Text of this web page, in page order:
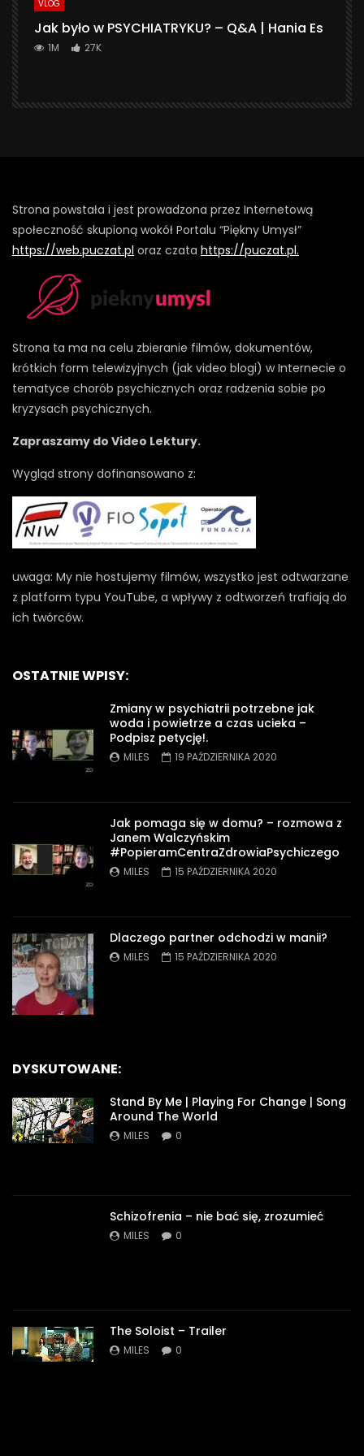
VLOG
Jak było w PSYCHIATRYKU? – Q&A | Hania Es
1M 27K
Strona powstała i jest prowadzona przez Internetową
społeczność skupioną wokół Portalu “Piękny Umysł”
https://web.puczat.pl oraz czata https://puczat.pl.
Strona ta ma na celu zbieranie filmów, dokumentów,
krótkich form telewizyjnych (jak video blogi) w Internecie o
tematyce chorób psychicznych oraz radzenia sobie po
kryzysach psychicznych.
Zapraszamy do Video Lektury.
Wygląd strony dofinansowano z:
uwaga: My nie hostujemy filmów, wszystko jest odtwarzane
z platform typu YouTube, a wpływy z odtworzeń trafiają do
ich twórców.
OSTATNIE WPISY:
Zmiany w psychiatrii potrzebne jak
woda i powietrze a czas ucieka –
Podpisz petycję!.
MILES 19 PAŹDZIERNIKA 2020
Jak pomaga się w domu? – rozmowa z
Janem Walczyńskim
#PopieramCentraZdrowiaPsychiczego
MILES 15 PAŹDZIERNIKA 2020
Dlaczego partner odchodzi w manii?
MILES 15 PAŹDZIERNIKA 2020
DYSKUTOWANE:
Stand By Me | Playing For Change | Song
Around The World
MILES 0
Schizofrenia – nie bać się, zrozumieć
MILES 0
The Soloist – Trailer
MILES 0